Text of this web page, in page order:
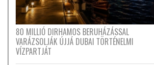
80 MILLIÓ DIRHAMOS BERUHÁZÁSSAL
VARÁZSOLJÁK ÚJJÁ DUBAI TÖRTÉNELMI
VÍZPARTJÁT